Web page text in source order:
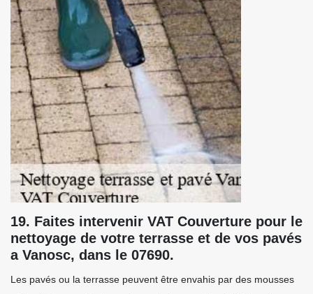
19. Faites intervenir VAT Couverture pour le
nettoyage de votre terrasse et de vos pavés
a Vanosc, dans le 07690.
Les pavés ou la terrasse peuvent être envahis par des mousses